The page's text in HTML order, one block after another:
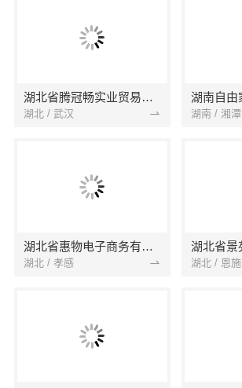
湖北省腾冠畅实业贸易有限公司
湖北 / 武汉 湖南 / 湘潭
湖北省惠物电子商务有限公司
湖北 / 孝感 湖北 / 恩施